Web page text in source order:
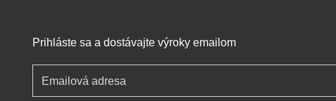
Prihláste sa a dostávajte výroky emailom